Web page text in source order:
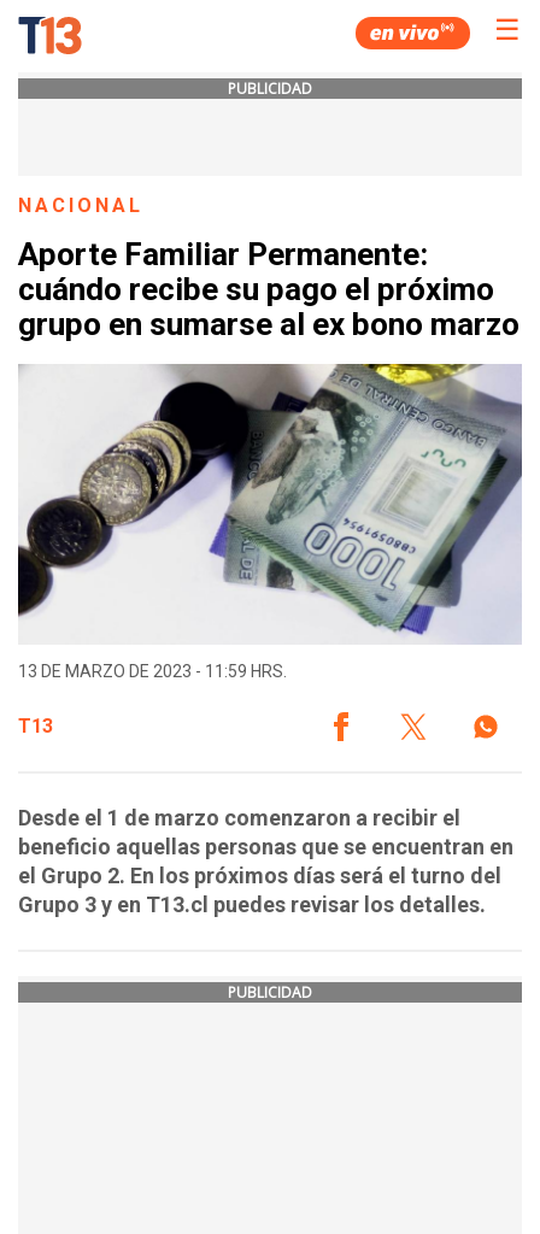
☰
PUBLICIDAD
NACIONAL
Aporte Familiar Permanente:
cuándo recibe su pago el próximo
grupo en sumarse al ex bono marzo
13 DE MARZO DE 2023 - 11:59 HRS.
T13
Desde el 1 de marzo comenzaron a recibir el
beneficio aquellas personas que se encuentran en
el Grupo 2. En los próximos días será el turno del
Grupo 3 y en T13.cl puedes revisar los detalles.
PUBLICIDAD